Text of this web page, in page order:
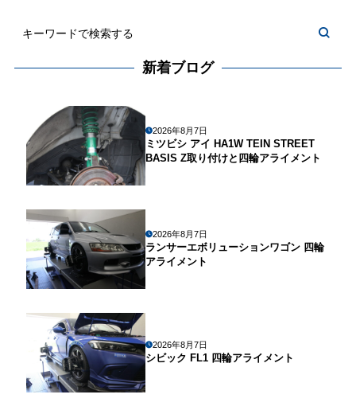
新着ブログ
2026年8月7日
ミツビシ アイ HA1W TEIN STREET
BASIS Z取り付けと四輪アライメント
2026年8月7日
ランサーエボリューションワゴン 四輪
アライメント
2026年8月7日
シビック FL1 四輪アライメント